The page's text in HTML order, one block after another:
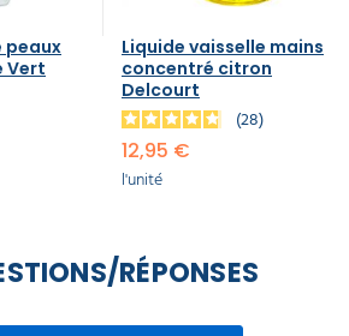
peaux
Vert
Liquide vaisselle mains
concentré citron
Delcourt
28
12,95 €
l'unité
RÉPONSES